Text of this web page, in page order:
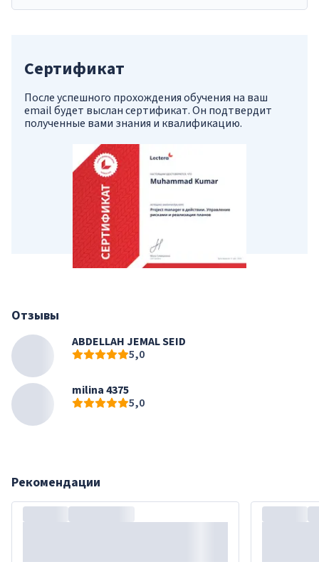
Сертификат
После успешного прохождения обучения на ваш
email будет выслан сертификат. Он подтвердит
полученные вами знания и квалификацию.
Отзывы
ABDELLAH JEMAL SEID
5,0
milina 4375
5,0
Рекомендации